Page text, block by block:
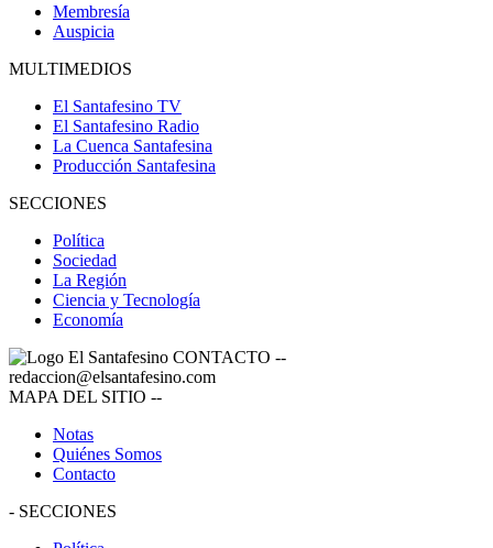
Membresía
Auspicia
MULTIMEDIOS
El Santafesino TV
El Santafesino Radio
La Cuenca Santafesina
Producción Santafesina
SECCIONES
Política
Sociedad
La Región
Ciencia y Tecnología
Economía
CONTACTO --
redaccion@elsantafesino.com
MAPA DEL SITIO --
Notas
Quiénes Somos
Contacto
- SECCIONES